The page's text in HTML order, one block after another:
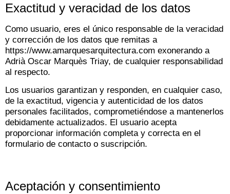
Exactitud y veracidad de los datos
Como usuario, eres el único responsable de la veracidad
y corrección de los datos que remitas a
https://www.amarquesarquitectura.com exonerando a
Adrià Oscar Marquès Triay, de cualquier responsabilidad
al respecto.
Los usuarios garantizan y responden, en cualquier caso,
de la exactitud, vigencia y autenticidad de los datos
personales facilitados, comprometiéndose a mantenerlos
debidamente actualizados. El usuario acepta
proporcionar información completa y correcta en el
formulario de contacto o suscripción.
Aceptación y consentimiento